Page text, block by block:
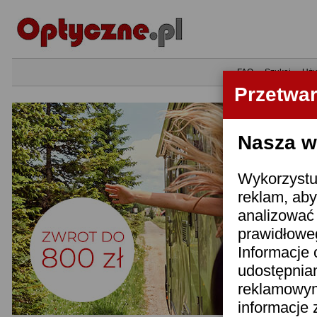
Nasza
reklam,
Informacje
informacje
•FAQ•Szukaj•